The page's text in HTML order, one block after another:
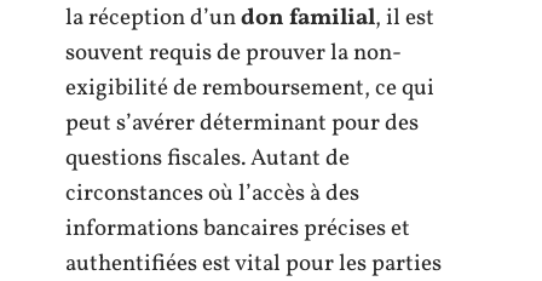
la réception d’undon familial, il est
souvent requis de prouver la non-
exigibilité de remboursement, ce qui
peut s’avérer déterminant pour des
questions fiscales. Autant de
circonstances où l’accès à des
informations bancaires précises et
authentifiées est vital pour les parties